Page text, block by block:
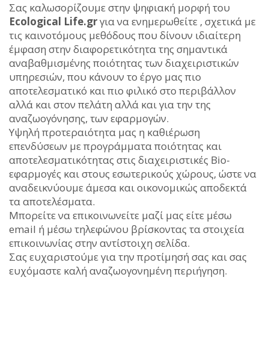
Σας καλωσορίζουμε στην ψηφιακή μορφή του
Ecological Life.grγια να ενημερωθείτε , σχετικά με
τις καινοτόμους μεθόδους που δίνουν ιδιαίτερη
έμφαση στην διαφορετικότητα της σημαντικά
αναβαθμισμένης ποιότητας των διαχειριστικών
υπηρεσιών, που κάνουν το έργο μας πιο
αποτελεσματικό και πιο φιλικό στο περιβάλλον
αλλά και στον πελάτη αλλά και για την της
αναζωογόνησης, των εφαρμογών.
Υψηλή προτεραιότητα μας η καθιέρωση
επενδύσεων με προγράμματα ποιότητας και
αποτελεσματικότητας στις διαχειριστικές Bio-
εφαρμογές και στους εσωτερικούς χώρους, ώστε να
αναδεικνύουμε άμεσα και οικονομικώς αποδεκτά
τα αποτελέσματα.
Μπορείτε να επικοινωνείτε μαζί μας είτε μέσω
email ή μέσω τηλεφώνου βρίσκοντας τα στοιχεία
επικοινωνίας στην αντίστοιχη σελίδα.
Σας ευχαριστούμε για την προτίμησή σας και σας
ευχόμαστε καλή αναζωογονημένη περιήγηση.